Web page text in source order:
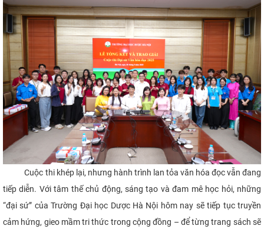
Cuộc thi khép lại, nhưng hành trình lan tỏa văn hóa đọc vẫn đang
tiếp diễn. Với tâm thế chủ động, sáng tạo và đam mê học hỏi, những
“đại sứ” của Trường Đại học Dược Hà Nội hôm nay sẽ tiếp tục truyền
cảm hứng, gieo mầm tri thức trong cộng đồng – để từng trang sách sẽ